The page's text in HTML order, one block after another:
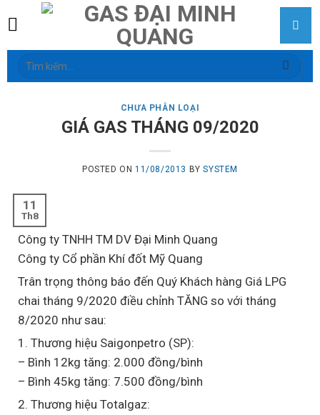
to
content
Tìm
CHƯA PHÂN LOẠI
GIÁ GAS THÁNG 09/2020
POSTED ON11/08/2013 BYSYSTEM
11
Th8
Công ty TNHH TM DV Đại Minh Quang
Công ty Cổ phần Khí đốt Mỹ Quang
Trân trọng thông báo đến Quý Khách hàng Giá LPG
chai tháng 9/2020 điều chỉnh TĂNG so với tháng
8/2020 như sau:
1. Thương hiệu Saigonpetro (SP):
– Bình 12kg tăng: 2.000 đồng/bình
– Bình 45kg tăng: 7.500 đồng/bình
2. Thương hiệu Totalgaz: